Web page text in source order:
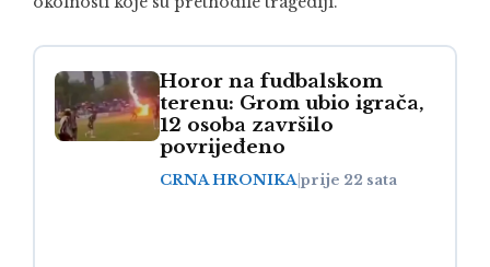
Horor na fudbalskom
terenu: Grom ubio igrača,
12 osoba završilo
povrijeđeno
CRNA HRONIKAprije 22 sata